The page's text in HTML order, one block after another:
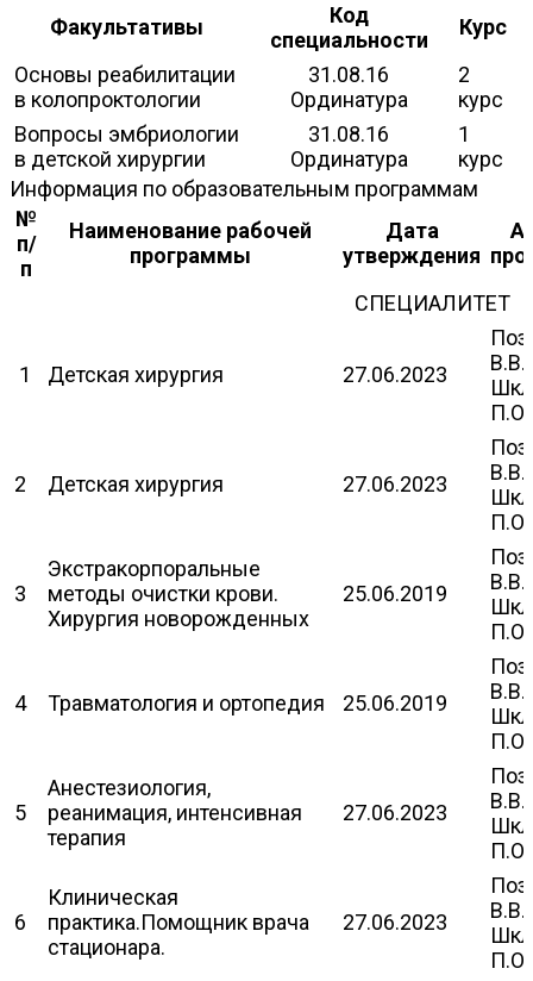
Факультативы
Код
специальности
Курс
Основы реабилитации
в колопроктологии
31.08.16
Ординатура
2
курс
Вопросы эмбриологии
в детской хирургии
31.08.16
Ординатура
1
курс
Информация по образовательным программам
№
п/
п
Наименование рабочей
программы
Дата
утверждения
СПЕЦИАЛИТЕТ
1 Детская хирургия 27.06.2023
В.В.
П.О.
2 Детская хирургия 27.06.2023
В.В.
П.О.
3
Экстракорпоральные
методы очистки крови.
Хирургия новорожденных
25.06.2019
В.В.
П.О.
4 Травматология и ортопедия 25.06.2019
В.В.
П.О.
5
Анестезиология,
реанимация, интенсивная
терапия
27.06.2023
В.В.
П.О.
6
Клиническая
практика.Помощник врача
стационара.
27.06.2023
В.В.
П.О.